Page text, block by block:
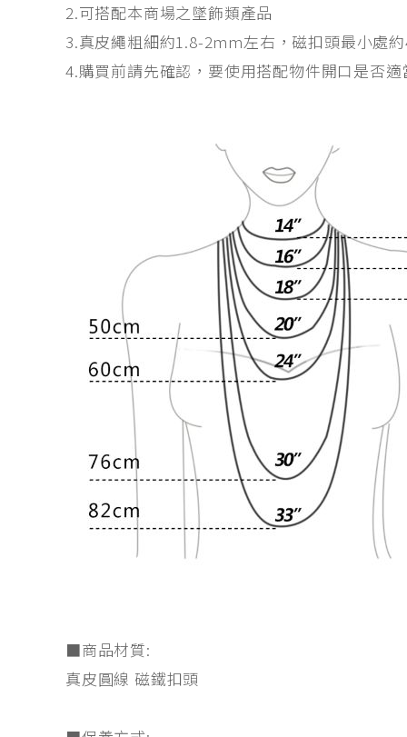
2.可搭配本商場之墜飾類產品
3.真皮繩粗細約1.8-2mm左右，磁扣頭最小處
4.購買前請先確認，要使用搭配物件開口是否適
■商品材質:
真皮圓線 磁鐵扣頭